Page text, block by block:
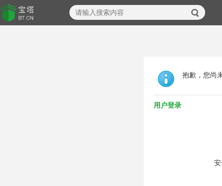
抱歉，您尚
用户登录